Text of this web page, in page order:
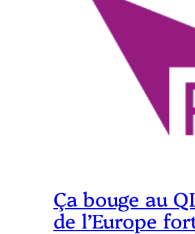
Ça bouge au
de l’Europe